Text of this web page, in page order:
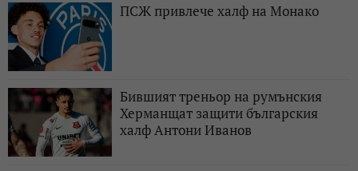
ПСЖ привлече халф на Монако
Бившият треньор на румънския
Херманщат защити българския
халф Антони Иванов